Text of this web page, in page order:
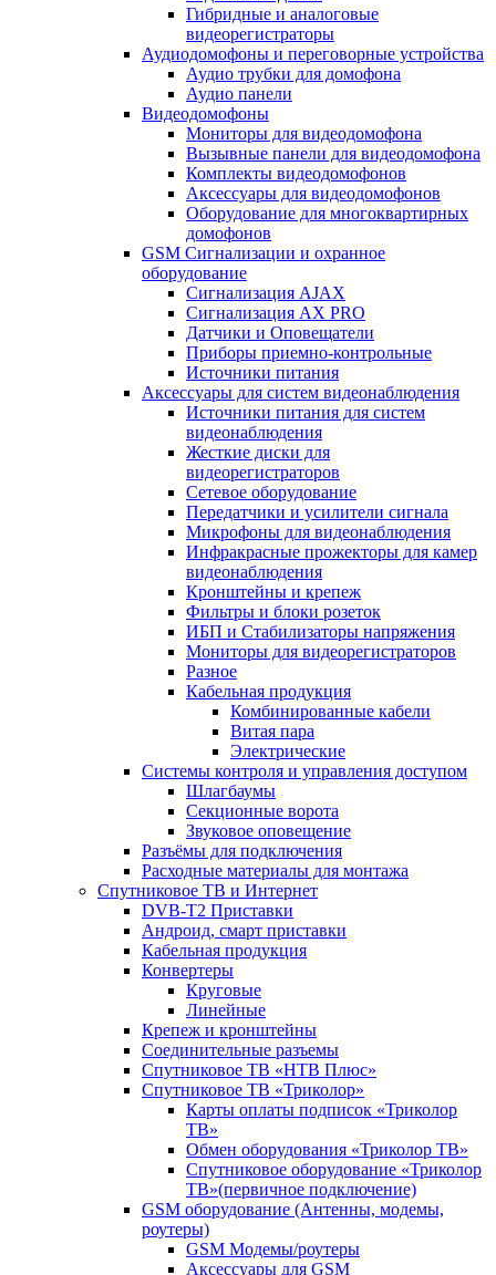
Гибридные и аналоговые
видеорегистраторы
Аудиодомофоны и переговорные устройства
Аудио трубки для домофона
Аудио панели
Видеодомофоны
Мониторы для видеодомофона
Вызывные панели для видеодомофона
Комплекты видеодомофонов
Аксессуары для видеодомофонов
Оборудование для многоквартирных
домофонов
GSM Сигнализации и охранное
оборудование
Сигнализация AJAX
Сигнализация AX PRO
Датчики и Оповещатели
Приборы приемно-контрольные
Источники питания
Аксессуары для систем видеонаблюдения
Источники питания для систем
видеонаблюдения
Жесткие диски для
видеорегистраторов
Сетевое оборудование
Передатчики и усилители сигнала
Микрофоны для видеонаблюдения
Инфракрасные прожекторы для камер
видеонаблюдения
Кронштейны и крепеж
Фильтры и блоки розеток
ИБП и Стабилизаторы напряжения
Мониторы для видеорегистраторов
Разное
Кабельная продукция
Комбинированные кабели
Витая пара
Электрические
Системы контроля и управления доступом
Шлагбаумы
Секционные ворота
Звуковое оповещение
Разъёмы для подключения
Расходные материалы для монтажа
Спутниковое ТВ и Интернет
DVB-Т2 Приставки
Андроид, смарт приставки
Кабельная продукция
Конвертеры
Круговые
Линейные
Крепеж и кронштейны
Соединительные разъемы
Спутниковое ТВ «НТВ Плюс»
Спутниковое ТВ «Триколор»
Карты оплаты подписок «Триколор
ТВ»
Обмен оборудования «Триколор ТВ»
Спутниковое оборудование «Триколор
ТВ»(первичное подключение)
GSM оборудование (Антенны, модемы,
роутеры)
GSM Модемы/роутеры
Аксессуары для GSM